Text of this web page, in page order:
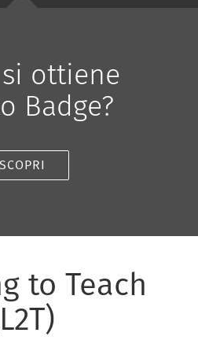
ottiene
Badge?
SCOPRI
to Teach